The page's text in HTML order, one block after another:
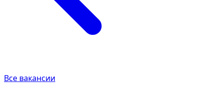
Все вакансии